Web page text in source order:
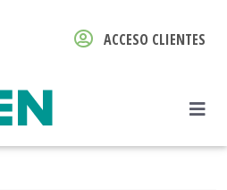
ACCESO CLIENTES